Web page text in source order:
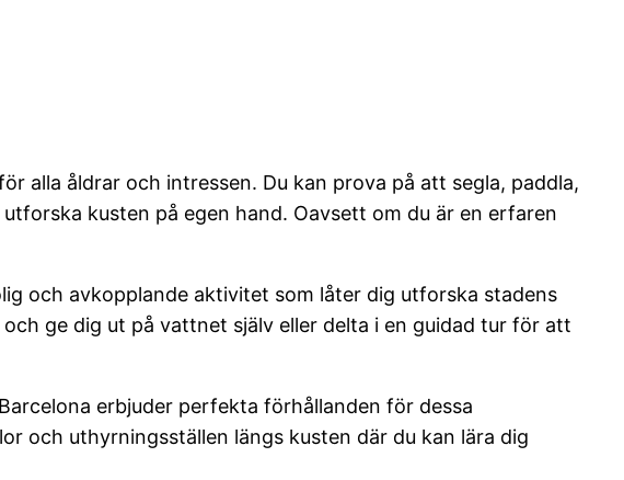
alla åldrar och intressen. Du kan prova på att segla, paddla,
kusten på egen hand. Oavsett om du är en erfaren
och avkopplande aktivitet som låter dig utforska stadens
ge dig ut på vattnet själv eller delta i en guidad tur för att
erbjuder perfekta förhållanden för dessa
och uthyrningsställen längs kusten där du kan lära dig